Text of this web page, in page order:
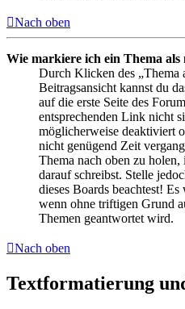
Nach oben
Wie markiere ich ein Thema als
Durch Klicken des „Thema
Beitragsansicht kannst du
auf die erste Seite des
entsprechenden Link nicht
möglicherweise deaktiviert
nicht genügend Zeit
Thema nach oben zu
darauf schreibst. Stelle
dieses Boards beachtest!
wenn ohne triftigen Grund
Themen geantwortet wird.
Nach oben
Textformatierung